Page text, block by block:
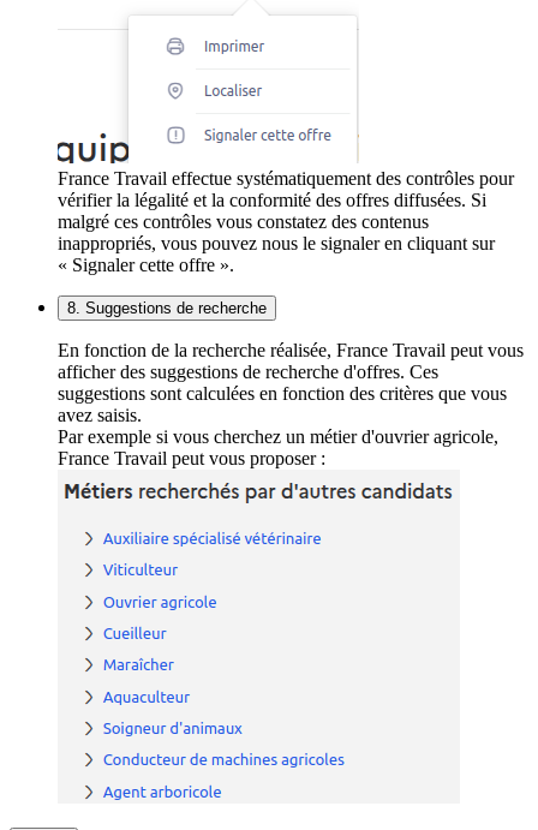
France Travail effectue systématiquement des contrôles pour
vérifier la légalité et la conformité des offres diffusées. Si
malgré ces contrôles vous constatez des contenus
inappropriés, vous pouvez nous le signaler en cliquant sur
« Signaler cette offre ».
8. Suggestions de recherche
En fonction de la recherche réalisée, France Travail peut vous
afficher des suggestions de recherche d'offres. Ces
suggestions sont calculées en fonction des critères que vous
avez saisis.
Par exemple si vous cherchez un métier d'ouvrier agricole,
France Travail peut vous proposer :